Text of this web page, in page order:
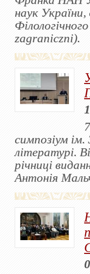
наук
zagraniczni).
симпозіум ім.
літературі.
річниці
Антонія